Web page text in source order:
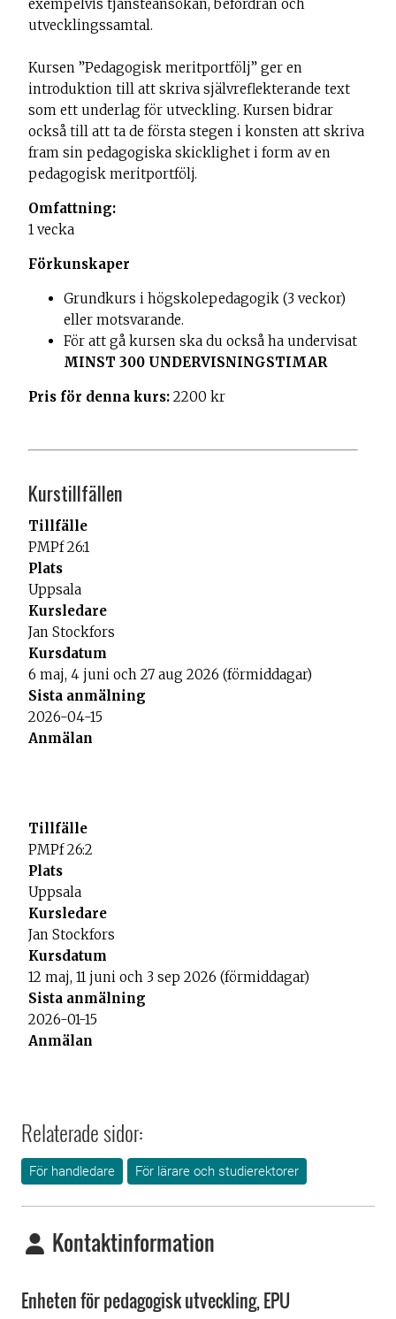
Relaterade sidor:
För handledare För lärare och studierektorer
Kontaktinformation
Enheten för pedagogisk utveckling, EPU